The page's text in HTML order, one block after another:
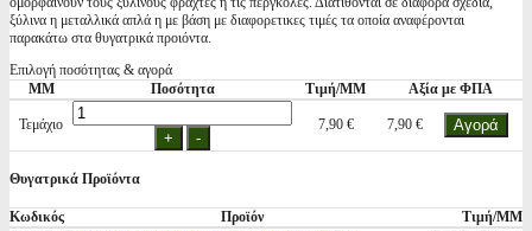
ξύλινα η μεταλλικά απλά η με βάση με διαφορετικες τιμές τα οποία αναφέρονται
παρακάτω στα θυγατρικά προιόντα.
Επιλογή ποσότητας & αγορά
ΜΜ
Ποσότητα Τιμή/ΜΜ Αξία με ΦΠΑ
Τεμάχιο 7,90 € 7,90 €
Θυγατρικά Προϊόντα
Κωδικός Προϊόν
Τιμή/ΜΜ